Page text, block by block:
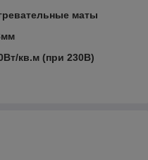
маты
кв.м (при 230В)